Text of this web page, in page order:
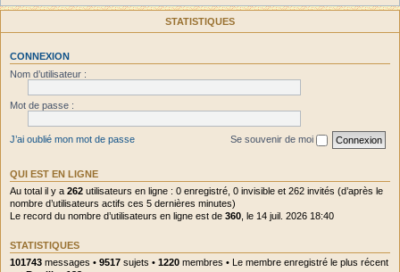
STATISTIQUES
CONNEXION
Nom d’utilisateur :
Mot de passe :
J’ai oublié mon mot de passe Se souvenir de moi
QUI EST EN LIGNE
Au total il y a 262 utilisateurs en ligne : 0 enregistré, 0 invisible et 262 invités (d’après le
nombre d’utilisateurs actifs ces 5 dernières minutes)
Le record du nombre d’utilisateurs en ligne est de 360 , le 14 juil. 2026 18:40
STATISTIQUES
101743 messages • 9517 sujets • 1220 membres • Le membre enregistré le plus récent